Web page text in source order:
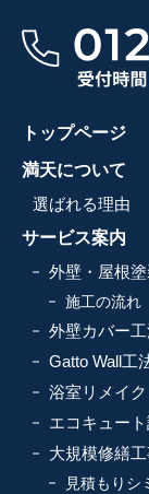
トップページ
満天について
選ばれる理由
サービス案内
外壁・屋根塗
施工の流れ
外壁カバー
Gatto Wall工
浴室リメイク
エコキュー
大規模修繕
見積もりシ